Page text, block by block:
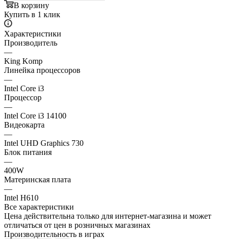
В корзину
Купить в 1 клик
Характеристики
Производитель
—
King Komp
Линейка процессоров
—
Intel Core i3
Процессор
—
Intel Core i3 14100
Видеокарта
—
Intel UHD Graphics 730
Блок питания
—
400W
Материнская плата
—
Intel H610
Все характеристики
Цена действительна только для интернет-магазина и может
отличаться от цен в розничных магазинах
Производительность в играх